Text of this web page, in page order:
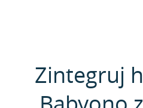
Zintegruj